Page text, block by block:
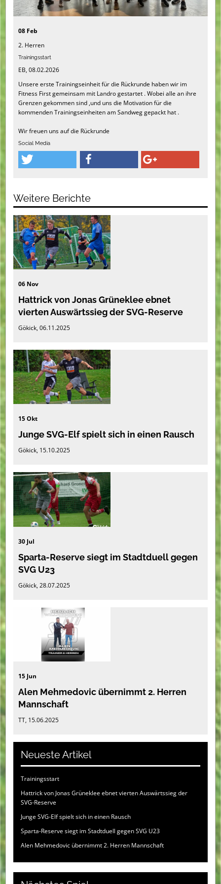
08 Feb
2. Herren
Trainingsstart
EB, 08.02.2026
Unsere erste Trainingseinheit für die Rückrunde haben wir im
Fitness First gemeinsam mit Landro gestartet . Wobei alle an ihre
Grenzen gekommen sind ,und uns die Motivation für die
kommenden Trainingseinheiten am Sandweg gepackt hat .
Wir freuen uns auf die Rückrunde
Social Media
Weitere Berichte
06 Nov
Hattrick von Jonas Grüneklee ebnet
vierten Auswärtssieg der SVG-Reserve
Gökick, 06.11.2025
15 Okt
Junge SVG-Elf spielt sich in einen Rausch
Gökick, 15.10.2025
30 Jul
Sparta-Reserve siegt im Stadtduell gegen
SVG U23
Gökick, 28.07.2025
15 Jun
Alen Mehmedovic übernimmt 2. Herren
Mannschaft
TT, 15.06.2025
Neueste Artikel
Trainingsstart
Hattrick von Jonas Grüneklee ebnet vierten Auswärtssieg der
SVG-Reserve
Junge SVG-Elf spielt sich in einen Rausch
Sparta-Reserve siegt im Stadtduell gegen SVG U23
Alen Mehmedovic übernimmt 2. Herren Mannschaft